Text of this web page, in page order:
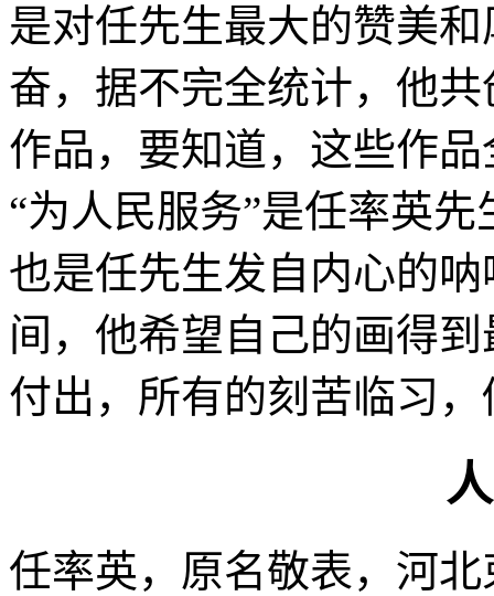
是对任先生最大的赞美
奋，据不完全统计，他
作品，要知道，这些作
“为人民服务”是任率英
也是任先生发自内心的
间，他希望自己的画得
付出，所有的刻苦临习
任率英，原名敬表，河